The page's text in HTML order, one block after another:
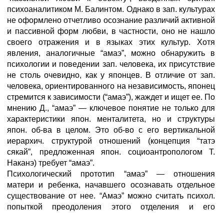
психоаналитиком М. Балинтом. Однако в зап. культурах
не оформлено отчетливо осознание различий активной
и пассивной форм любви, в частности, оно не нашло
своего отражения и в языках этих культур. Хотя
явления, аналогичные “амаэ”, можно обнаружить в
психологии и поведении зап. человека, их присутствие
не столь очевидно, как у японцев. В отличие от зап.
человека, ориентированного на независимость, японец
стремится к зависимости (“амаэ”), жаждет и ищет ее. По
мнению Д., “амаэ” — ключевое понятие не только для
характеристики япон. менталитета, но и структуры
япон. об-ва в целом. Это об-во с его вертикальной
иерархич. структурой отношений (концепция “татэ
сякай”, предложенная япон. социоантропологом Т.
Наканэ) требует “амаэ”.
Психологический прототип “амаэ” — отношения
матери и ребенка, начавшего осознавать отдельное
существование от нее. “Амаэ” можно считать психол.
попыткой преодоления этого отделения и его